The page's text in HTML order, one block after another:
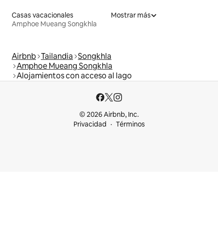
Casas vacacionales
Amphoe Mueang Songkhla
Mostrar más
Airbnb Tailandia Songkhla
Amphoe Mueang Songkhla
Alojamientos con acceso al lago
© 2026 Airbnb, Inc.
Privacidad
Términos